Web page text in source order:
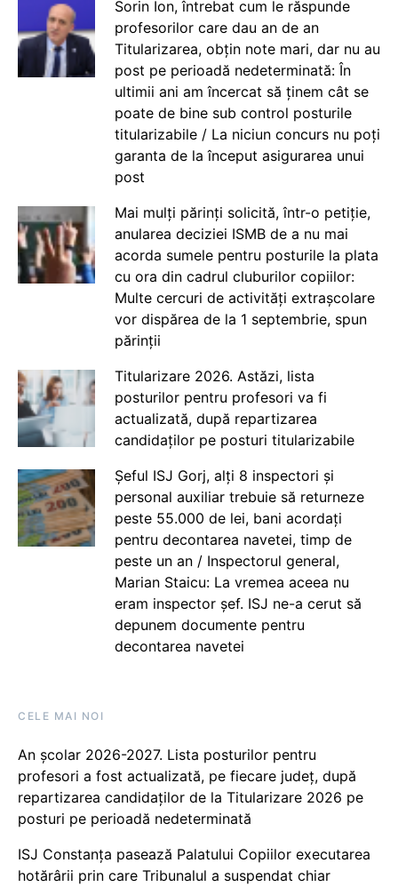
Sorin Ion, întrebat cum le răspunde
profesorilor care dau an de an
Titularizarea, obțin note mari, dar nu au
post pe perioadă nedeterminată: În
ultimii ani am încercat să ținem cât se
poate de bine sub control posturile
titularizabile / La niciun concurs nu poți
garanta de la început asigurarea unui
post
Mai mulți părinți solicită, într-o petiție,
anularea deciziei ISMB de a nu mai
acorda sumele pentru posturile la plata
cu ora din cadrul cluburilor copiilor:
Multe cercuri de activități extrașcolare
vor dispărea de la 1 septembrie, spun
părinții
Titularizare 2026. Astăzi, lista
posturilor pentru profesori va fi
actualizată, după repartizarea
candidaților pe posturi titularizabile
Șeful ISJ Gorj, alți 8 inspectori și
personal auxiliar trebuie să returneze
peste 55.000 de lei, bani acordați
pentru decontarea navetei, timp de
peste un an / Inspectorul general,
Marian Staicu: La vremea aceea nu
eram inspector șef. ISJ ne-a cerut să
depunem documente pentru
decontarea navetei
CELE MAI NOI
An școlar 2026-2027. Lista posturilor pentru
profesori a fost actualizată, pe fiecare județ, după
repartizarea candidaților de la Titularizare 2026 pe
posturi pe perioadă nedeterminată
ISJ Constanța pasează Palatului Copiilor executarea
hotărârii prin care Tribunalul a suspendat chiar